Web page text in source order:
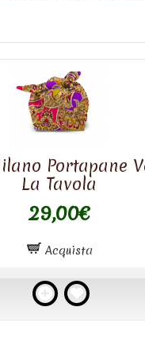
Portapane
La Tavola
29,00€
Acquista